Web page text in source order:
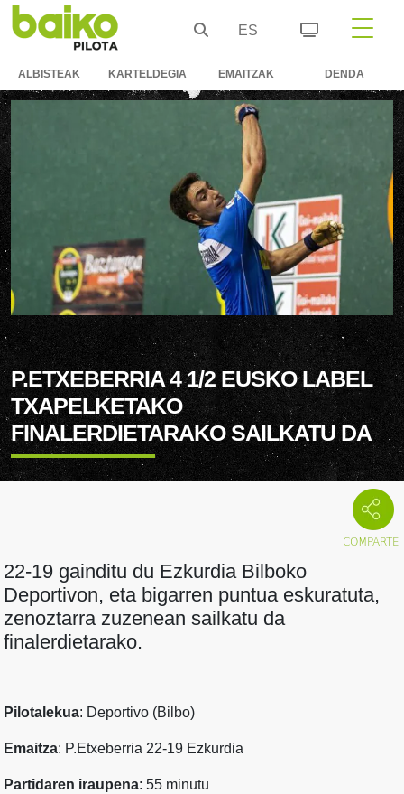
ES
ALBISTEAK KARTELDEGIA EMAITZAK DENDA
P.ETXEBERRIA 4 1/2 EUSKO LABEL
TXAPELKETAKO
FINALERDIETARAKO SAILKATU DA
22-19 gainditu du Ezkurdia Bilboko
Deportivon, eta bigarren puntua eskuratuta,
zenoztarra zuzenean sailkatu da
finalerdietarako.
Pilotalekua: Deportivo (Bilbo)
Emaitza: P.Etxeberria 22-19 Ezkurdia
Partidaren iraupena: 55 minutu